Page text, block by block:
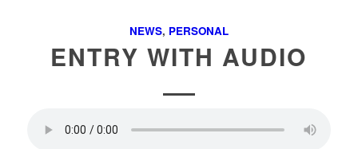
NEWS, PERSONAL
ENTRY WITH AUDIO